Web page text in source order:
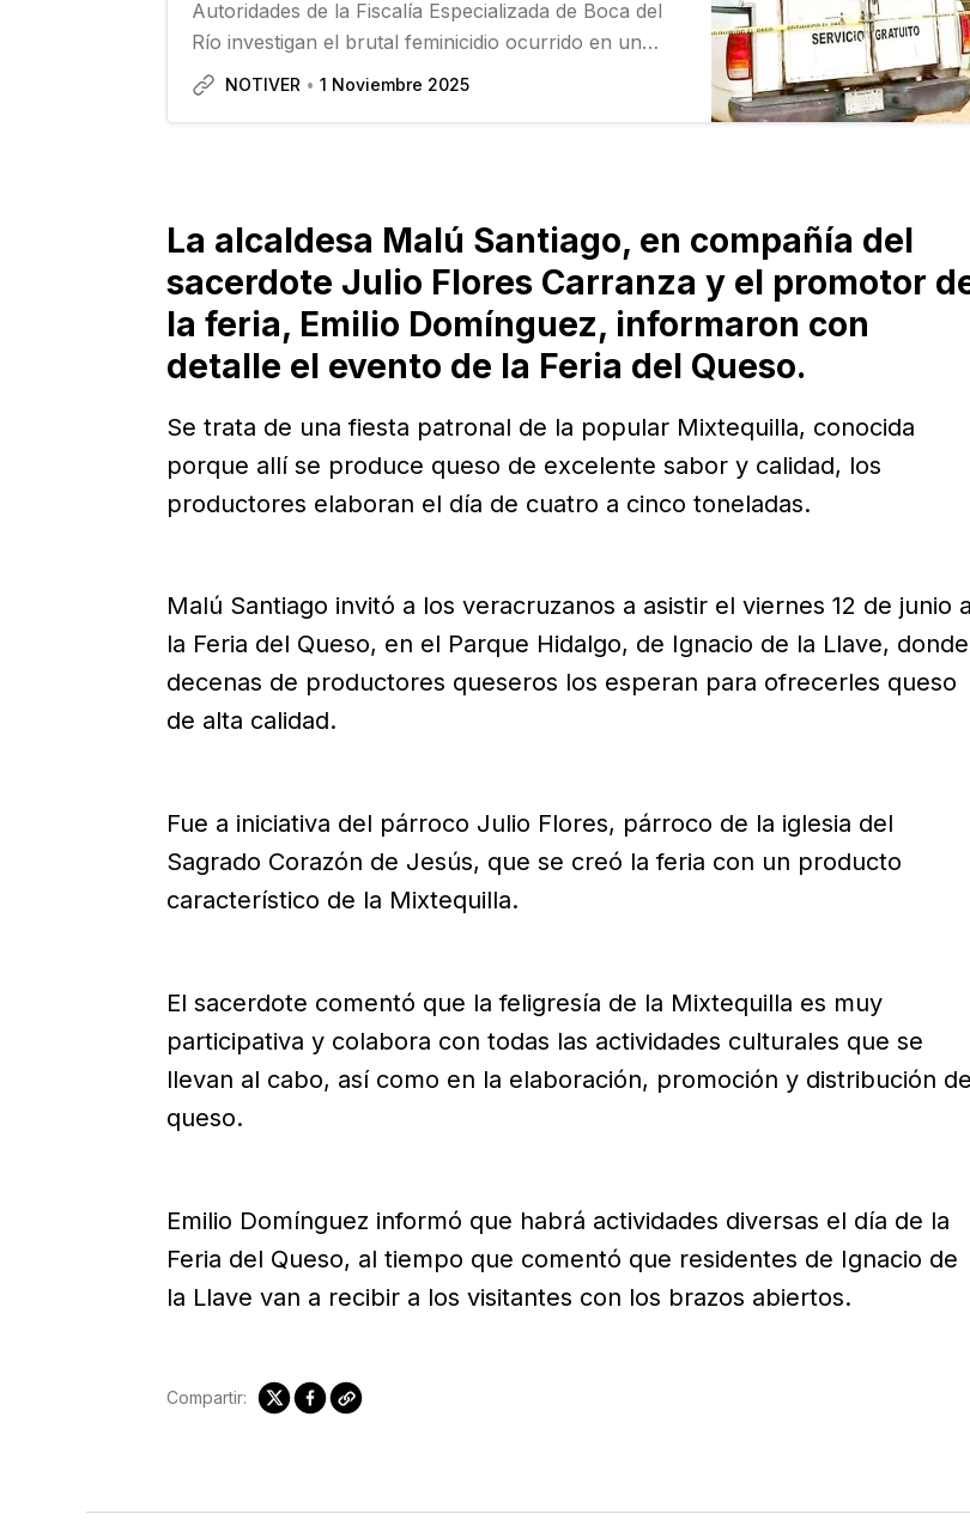
Autoridades de la Fiscalía Especializada de Boca del
Río investigan el brutal feminicidio ocurrido en un
poblado de Ignacio de la Llave, donde una dama de
identidad Lorenza R.A. fue degollada e incluso la…
NOTIVER 1 Noviembre 2025
La alcaldesa Malú Santiago, en compañía del
sacerdote Julio Flores Carranza y el promotor
la feria, Emilio Domínguez, informaron con
detalle el evento de la Feria del Queso.
Se trata de una fiesta patronal de la popular Mixtequilla, conocida
porque allí se produce queso de excelente sabor y calidad, los
productores elaboran el día de cuatro a cinco toneladas.
Malú Santiago invitó a los veracruzanos a asistir el viernes 12 de junio a
la Feria del Queso, en el Parque Hidalgo, de Ignacio de la Llave, donde
decenas de productores queseros los esperan para ofrecerles queso
de alta calidad.
Fue a iniciativa del párroco Julio Flores, párroco de la iglesia del
Sagrado Corazón de Jesús, que se creó la feria con un producto
característico de la Mixtequilla.
El sacerdote comentó que la feligresía de la Mixtequilla es muy
participativa y colabora con todas las actividades culturales que se
llevan al cabo, así como en la elaboración, promoción y distribución
queso.
Emilio Domínguez informó que habrá actividades diversas el día de la
Feria del Queso, al tiempo que comentó que residentes de Ignacio de
la Llave van a recibir a los visitantes con los brazos abiertos.
Compartir: